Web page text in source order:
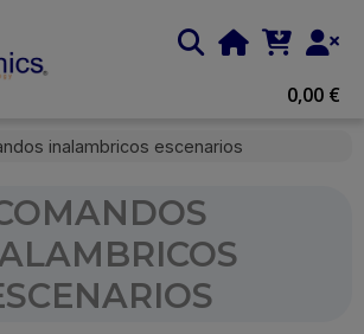
0,00 €
inalambricos escenarios